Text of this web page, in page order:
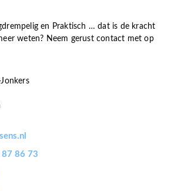
en Praktisch … dat is de kracht
weten? Neem gerust contact met op
87 86 73